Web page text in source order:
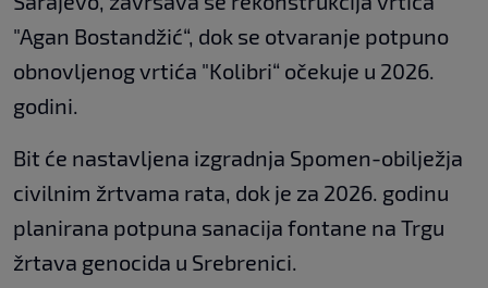
"Agan Bostandžić“, dok se otvaranje potpuno
obnovljenog vrtića "Kolibri“ očekuje u 2026.
godini.
Bit će nastavljena izgradnja Spomen-obilježja
civilnim žrtvama rata, dok je za 2026. godinu
planirana potpuna sanacija fontane na Trgu
žrtava genocida u Srebrenici.